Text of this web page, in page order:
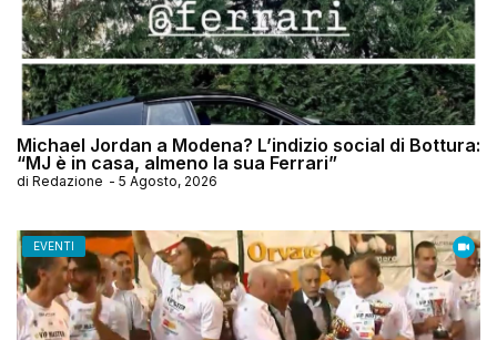
Michael Jordan a Modena? L’indizio social di Bottura:
“MJ è in casa, almeno la sua Ferrari”
di Redazione - 5 Agosto, 2026
EVENTI